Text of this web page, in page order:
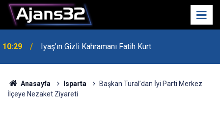
00:52 Isparta'da Asker Eğlencesinde Kavga Çıktı
Anasayfa Isparta
Başkan Tural’dan İyi Parti Merkez
İlçeye Nezaket Ziyareti